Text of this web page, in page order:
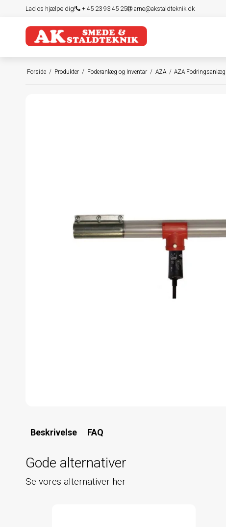
Lad os hjælpe dig! + 45 23 93 45 25 arne@akstaldteknik.dk
Forside / Produkter / Foderanlæg og Inventar / AZA / AZA Fodringsanlæg
Beskrivelse FAQ
Gode alternativer
Se vores alternativer her